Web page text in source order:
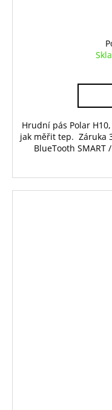
Hrudní pás Polar
jak měřit tep. Záruka
BlueTooth SMART